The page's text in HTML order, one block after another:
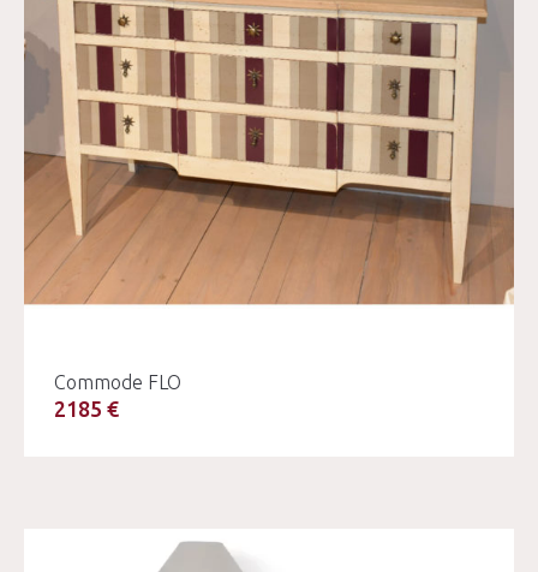
Commode FLO
2185 €